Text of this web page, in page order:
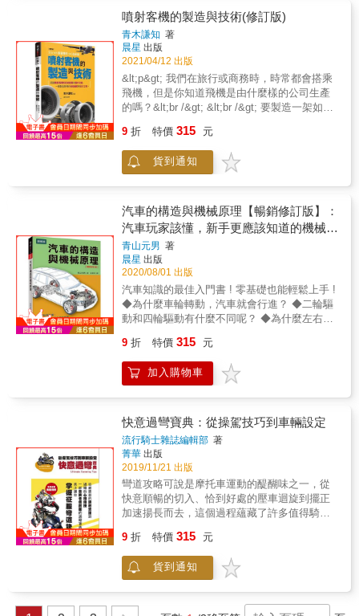
擎、傳動系統、懸吊裝置到相關配備，循序漸
進地認識汽車機械原理。 ◎由大安高工資深教
師黃國淵審校，內容精確，可供專業培訓使
用，同時利於一般汽車愛好者自學。
WATTRAIN) 古庭維 從最早的蒸汽機車到柴油
引擎，再到今日的高速子彈列車，《終極鐵道
百科》詳細記錄了鐵道的歷史與角色。你可以
走過每個時代，認識當代最重要的火車，瀏覽
代表性列車的細部，了解這些傳奇火車的構
造，例如東方快車、仙后號、野鴨號、標槍號
&hellip;&hellip;等等。你將能以全球性的眼光看
鐵道，探索世界最壯麗的鐵路，從南非到西伯
利亞，包括大吉嶺喜馬拉雅鐵路以及日本東海
關鍵發明家、推動鐵路旅遊的設計師與工程
師，以及他們面對的挑戰與鐵路建設時的文化
背景。只要你是鐵道迷，《終極鐵道百科》就
噴射客機的製造與技術(修訂版)
青木謙知 著
晨星 出版
2021/04/12 出版
&lt;p&gt; 我們在旅行或商務時，時常都會搭乘
飛機，但是你知道飛機是由什麼樣的公司生產
的嗎？&lt;br /&gt; &lt;br /&gt; 要製造一架如此
這些複雜的零件來自世界各地的許多不同公
司，每種系統設備及機體元件都有各專業製造
商，最後再運往波音及空中巴士工廠進行組
射客機的製造現場，您可以看到像一座足球場
面積那麼大的工廠大門！每一架飛機的製作除
了要考量使用者需求及經濟效益，其尺寸、重
量也與維修、機場的適性息息相關。更不能忽
略的是在導入新技術的同時，最優先考量的就
是確保及提高安全性！&lt;br /&gt; &lt;br /&gt;
飛機是結合多方面專業技術與科技的成果，
&lt;br /&gt; 本書就要帶你來看飛機系統設備及
製造零件製程全解析！&lt;br /&gt; ◎ 空中巴士
和波音客機的製造方式有什麼差別？&lt;br
&lt;br /&gt; ◎ 這麼長的主翼和機體如何製造、
如何運送？&lt;br /&gt; ◎ 「試飛」是要試哪個
部分呢？&lt;br /&gt; ◎ 噴射客機引擎的進化與
&lt;br /&gt; ◎ 製造噴射機的工廠有多大？
&lt;br /&gt; &lt;br /&gt; &lt;strong&gt;本書特色
&lt;/strong&gt;&lt;br /&gt; &lt;br /&gt; 1、噴射
客機製作流程大公開，帶你一窺製造現場的技
術細節與浩大工程。&lt;br /&gt; 2、精美圖片解
析，還有許多作者親自取材拍攝的照片，一目
了然，具臨場感，以容易理解的方式傳達給讀
9 折 特價 315 元
貨到通知
汽車的構造與機械原理【暢銷修訂版】：
汽車玩家該懂，新手更應該知道的機械原
理
青山元男 著
晨星 出版
2020/08/01 出版
汽車知識的最佳入門書 ! 零基礎也能輕鬆上手 !
◆為什麼車輪轉動，汽車就會行進？ ◆二輪驅
動和四輪驅動有什麼不同呢？ ◆為什麼左右車
地的懸吊系統有哪些？ ◆為什麼車輪一旦停止
轉動，煞車就會失效？ ◆為什麼休旅車在過彎
時容易出現車身搖晃的現像？ 本書以汽車引擎
動、油門加速、方向盤掌控、煞車系統
&hellip;&hellip;幫助愛車的你更懂車。 本書特
色 ◎簡單易懂，一篇一知識，幫助不懂車的新
手也能快速理解汽車的行進原理和機械構造。
◎循序漸進地圖文式解說汽車行進原理和機械
構造，幫助駕車者開車好放心，遇到故障不擔
心。 ◎不僅是汽車新手或老手皆必備的汽車基
本知識書，也是汽車維修相關人員的最佳保養
維修參考書。
9 折 特價 315 元
加入購物車
快意過彎寶典：從操駕技巧到車輛設定
流行騎士雜誌編輯部 著
菁華 出版
2019/11/21 出版
彎道攻略可說是摩托車運動的醍醐味之一，從
快意順暢的切入、恰到好處的壓車迴旋到擺正
加速揚長而去，這個過程蘊藏了許多值得騎士
士常常忽略車輛設定也是影響過彎的重要因素
這件事。為了幫助不知道該如何設定愛車的讀
者，本書同時討論可以自行調整的車輛設定與
9 折 特價 315 元
貨到通知